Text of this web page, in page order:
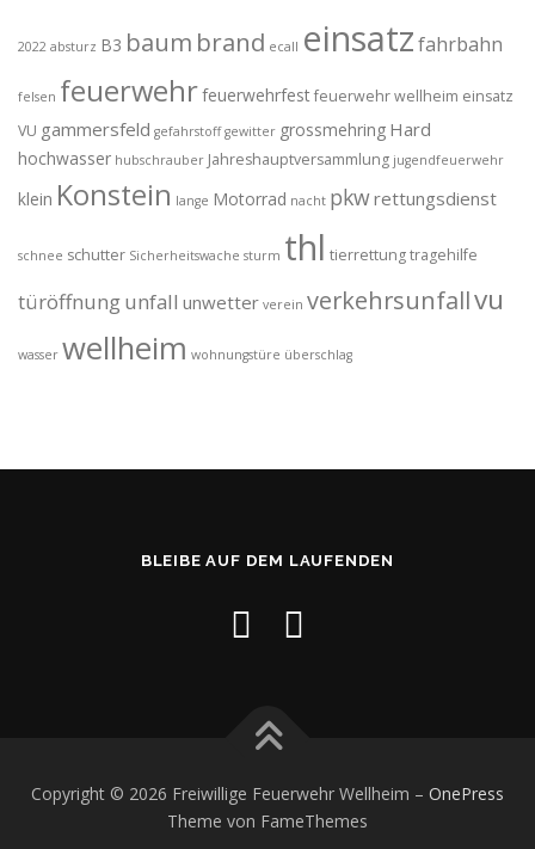
2022 absturz B3 baum brand ecall einsatzfahrbahn
felsen feuerwehrfeuerwehrfest feuerwehr wellheim einsatz
VU gammersfeld gefahrstoff gewitter grossmehring Hard
hochwasser hubschrauber Jahreshauptversammlung jugendfeuerwehr
klein Konstein lange Motorrad nacht pkwrettungsdienst
schnee schutter Sicherheitswache sturm thl tierrettungtragehilfe
türöffnungunfall unwetter verein verkehrsunfallvu
wasser wellheim wohnungstüre überschlag
BLEIBE AUF DEM LAUFENDEN
Copyright © 2026 Freiwillige Feuerwehr Wellheim – OnePress
Theme von FameThemes